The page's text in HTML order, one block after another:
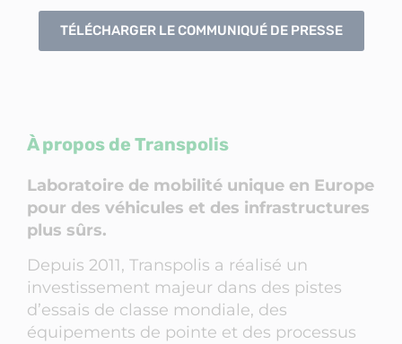
TÉLÉCHARGER LE COMMUNIQUÉ DE PRESSE
À propos de Transpolis
Laboratoire de mobilité unique en Europe
pour des véhicules et des infrastructures
plus sûrs.
Depuis 2011, Transpolis a réalisé un
investissement majeur dans des pistes
d’essais de classe mondiale, des
équipements de pointe et des processus